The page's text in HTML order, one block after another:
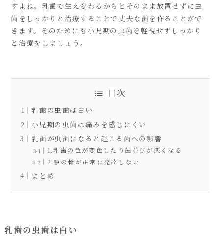
すよね。乳歯で生え変わるからとそのまま放置せずに虫
歯をしっかりと治療することで丈夫な歯を作ることがで
きます。そのためにも小児期の虫歯を軽視せずしっかり
と治療をしましょう。
目次
乳歯の虫歯は白い
小児期の虫歯は痛みを感じにくい
乳歯が虫歯になると起こる歯への影響
1.乳歯の色が変色したり歯並びが悪くなる
2.顎の骨が正常に発達しない
まとめ
乳歯の虫歯は白い